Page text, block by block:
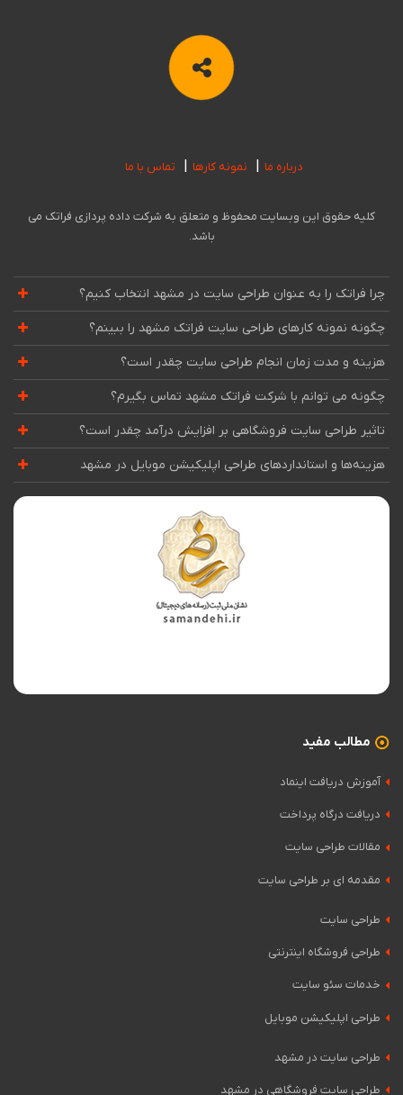
درباره ما نمونه کارها تماس با ما
کلیه حقوق این وبسایت محفوظ و متعلق به شرکت داده پردازی فراتک می
باشد.
چرا فراتک را به عنوان طراحی سایت در مشهد انتخاب کنیم؟
چگونه نمونه کارهای طراحی سایت فراتک مشهد را ببینم؟
هزینه و مدت زمان انجام طراحی سایت چقدر است؟
چگونه می توانم با شرکت فراتک مشهد تماس بگیرم؟
تاثیر طراحی سایت فروشگاهی بر افزایش درآمد چقدر است؟
هزینه‌ها و استانداردهای طراحی اپلیکیشن موبایل در مشهد
مطالب مفید
آموزش دریافت اینماد
دریافت درگاه پرداخت
مقالات طراحی سایت
مقدمه ای بر طراحی سایت
طراحی سایت
طراحی فروشگاه اینترنتی
خدمات سئو سایت
طراحی اپلیکیشن موبایل
طراحی سایت در مشهد
طراحی سایت فروشگاهی در مشهد